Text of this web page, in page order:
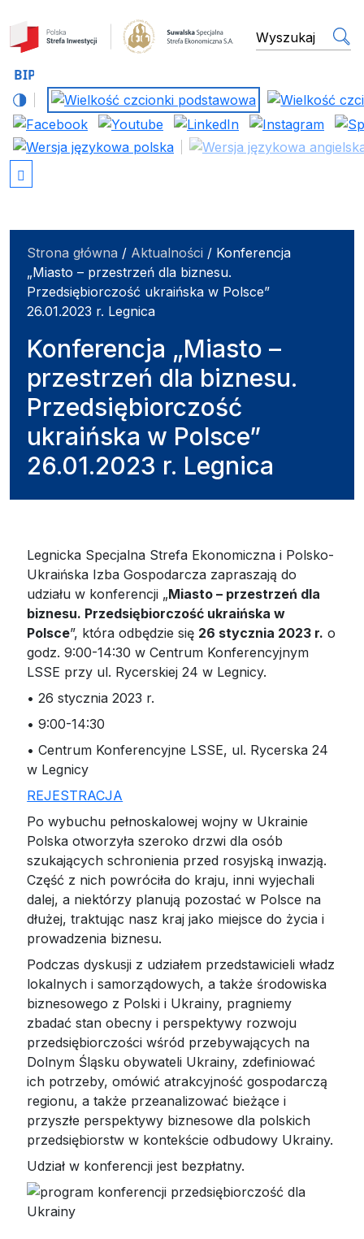
Suwalska Specjalnawyszukiwarka
Strona główna / Aktualności / Konferencja
„Miasto – przestrzeń dla biznesu.
Przedsiębiorczość ukraińska w Polsce”
26.01.2023 r. Legnica
Konferencja „Miasto –
przestrzeń dla biznesu.
Przedsiębiorczość
ukraińska w Polsce”
26.01.2023 r. Legnica
Legnicka Specjalna Strefa Ekonomiczna i Polsko-
Ukraińska Izba Gospodarcza zapraszają do
udziału w konferencji „Miasto – przestrzeń dla
biznesu. Przedsiębiorczość ukraińska w
Polsce”, która odbędzie się 26 stycznia 2023 r. o
godz. 9:00-14:30 w Centrum Konferencyjnym
LSSE przy ul. Rycerskiej 24 w Legnicy.
• 26 stycznia 2023 r.
• 9:00-14:30
• Centrum Konferencyjne LSSE, ul. Rycerska 24
w Legnicy
REJESTRACJA
Po wybuchu pełnoskalowej wojny w Ukrainie
Polska otworzyła szeroko drzwi dla osób
szukających schronienia przed rosyjską inwazją.
Część z nich powróciła do kraju, inni wyjechali
dalej, a niektórzy planują pozostać w Polsce na
dłużej, traktując nasz kraj jako miejsce do życia i
prowadzenia biznesu.
Podczas dyskusji z udziałem przedstawicieli władz
lokalnych i samorządowych, a także środowiska
biznesowego z Polski i Ukrainy, pragniemy
zbadać stan obecny i perspektywy rozwoju
przedsiębiorczości wśród przebywających na
Dolnym Śląsku obywateli Ukrainy, zdefiniować
ich potrzeby, omówić atrakcyjność gospodarczą
regionu, a także przeanalizować bieżące i
przyszłe perspektywy biznesowe dla polskich
przedsiębiorstw w kontekście odbudowy Ukrainy.
Udział w konferencji jest bezpłatny.